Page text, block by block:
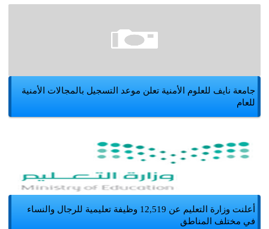
جامعة نايف للعلوم الأمنية تعلن موعد التسجيل بالمجالات الأمنية
للعام
أعلنت وزارة التعليم عن 12,519 وظيفة تعليمية للرجال والنساء
في مختلف المناطق